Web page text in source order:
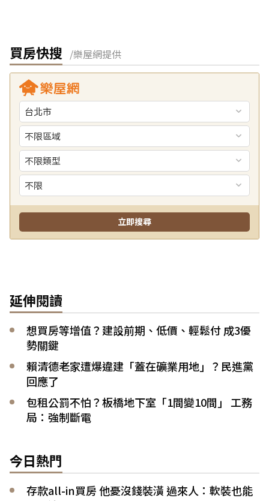
買房快搜 /樂屋網提供
延伸閱讀
想買房等增值？建設前期、低價、輕鬆付 成3優
勢關鍵
賴清德老家遭爆違建「蓋在礦業用地」？民進黨
回應了
包租公罰不怕？板橋地下室「1間變10間」 工務
局：強制斷電
今日熱門
存款all-in買房 他憂沒錢裝潢 過來人：軟裝也能